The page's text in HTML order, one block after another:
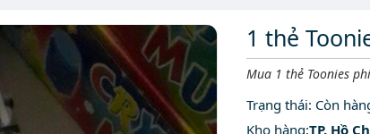
1 thẻ
Mô tả ngắn
Mua 1 thẻ Toonies
Trạng thái: Còn
Kho hàng:TP. Hồ